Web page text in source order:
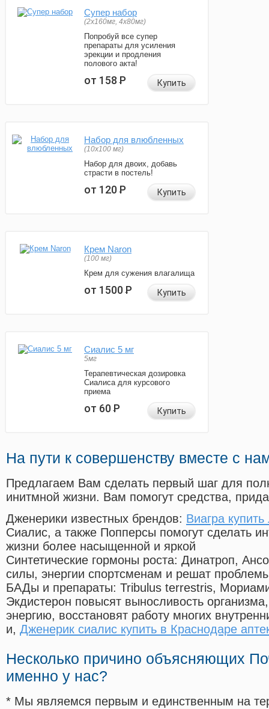
Супер набор
(2х160мг, 4х80мг)
Попробуй все супер
препараты для усиления
эрекции и продления
полового акта!
от 158Р Купить
Набор для влюбленных
(10х100 мг)
Набор для двоих, добавь
страсти в постель!
от 120Р Купить
Крем Naron
(100 мг)
Крем для сужения влагалища
от 1500Р Купить
Сиалис 5 мг
5мг
Терапевтическая дозировка
Сиалиса для курсового
приема
от 60Р Купить
На пути к совершенству вместе с
Предлагаем Вам сделать первый шаг для
инитмной жизни. Вам помогут средства,
Дженерики известных брендов: Виагра
Сиалис, а также Попперсы помогут сделать
жизни более насыщенной и яркой
Синтетические гормоны роста: Динатроп,
силы, энергии спортсменам и решат
БАДы и препараты: Tribulus terrestris,
Экдистерон повысят выносливость
энергию, восстановят работу многих
и, Дженерик сиалис купить в Краснодаре
Несколько причино объясняющих
именно у нас?
* Мы являемся первым и единственным на